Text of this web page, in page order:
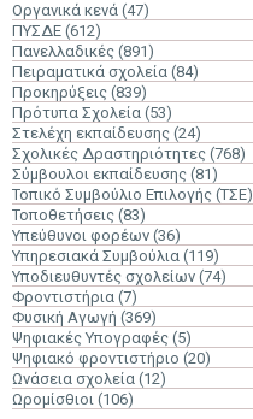
Οργανικά κενά (47)
ΠΥΣΔΕ (612)
Πανελλαδικές (891)
Πειραματικά σχολεία (84)
Προκηρύξεις (839)
Πρότυπα Σχολεία (53)
Στελέχη εκπαίδευσης (24)
Σχολικές Δραστηριότητες (768)
Σύμβουλοι εκπαίδευσης (81)
Τοπικό Συμβούλιο Επιλογής (ΤΣΕ)
Τοποθετήσεις (83)
Υπεύθυνοι φορέων (36)
Υπηρεσιακά Συμβούλια (119)
Υποδιευθυντές σχολείων (74)
Φροντιστήρια (7)
Φυσική Αγωγή (369)
Ψηφιακές Υπογραφές (5)
Ψηφιακό φροντιστήριο (20)
Ωνάσεια σχολεία (12)
Ωρομίσθιοι (106)